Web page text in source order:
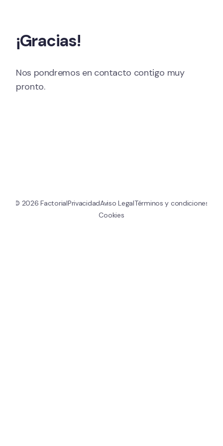
¡Gracias!
Nos pondremos en contacto contigo muy
pronto.
© 2026 FactorialPrivacidadAviso LegalTérminos y condiciones
Cookies